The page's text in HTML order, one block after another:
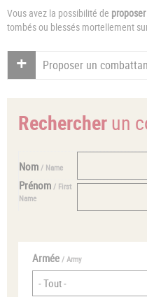
Vous avez la possibilité de proposer
tombés ou blessés mortellement
Proposer un
Rechercherun
Nom / Name
Prénom / First
Name
Armée / Army